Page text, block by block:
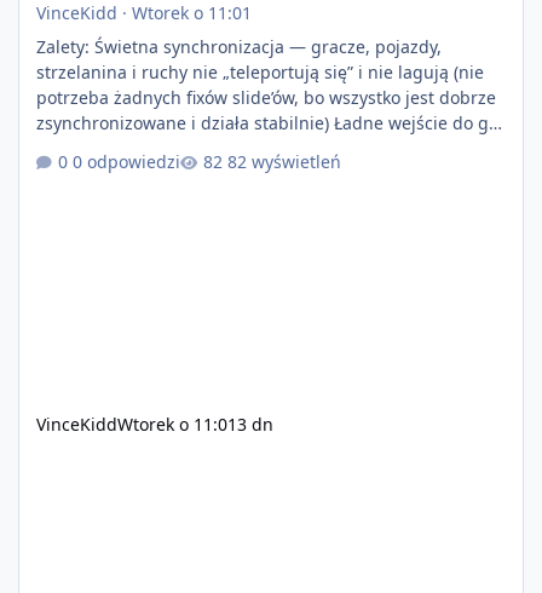
VinceKidd · Wtorek o 11:01
Zalety: Świetna synchronizacja — gracze, pojazdy,
strzelanina i ruchy nie „teleportują się” i nie lagują (nie
potrzeba żadnych fixów slide’ów, bo wszystko jest dobrze
zsynchronizowane i działa stabilnie) Ładne wejście do gry
+ solidny antycheat na poziomie multiplayera Wygodne
pisanie własnych modów i skryptów (wsparcie C# / JS /
0 odpowiedzi 82 wyświetleń
VinceKiddWtorek o 11:013 dn